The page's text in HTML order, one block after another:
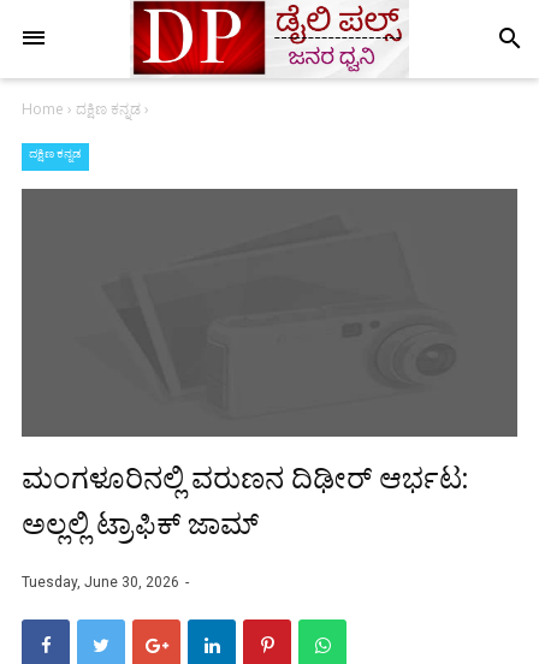
search
Home › ದಕ್ಷಿಣ ಕನ್ನಡ›
ದಕ್ಷಿಣ ಕನ್ನಡ
ಮಂಗಳೂರಿನಲ್ಲಿ ವರುಣನ ದಿಢೀರ್ ಆರ್ಭಟ:
ಅಲ್ಲಲ್ಲಿ ಟ್ರಾಫಿಕ್ ಜಾಮ್
Tuesday, June 30, 2026